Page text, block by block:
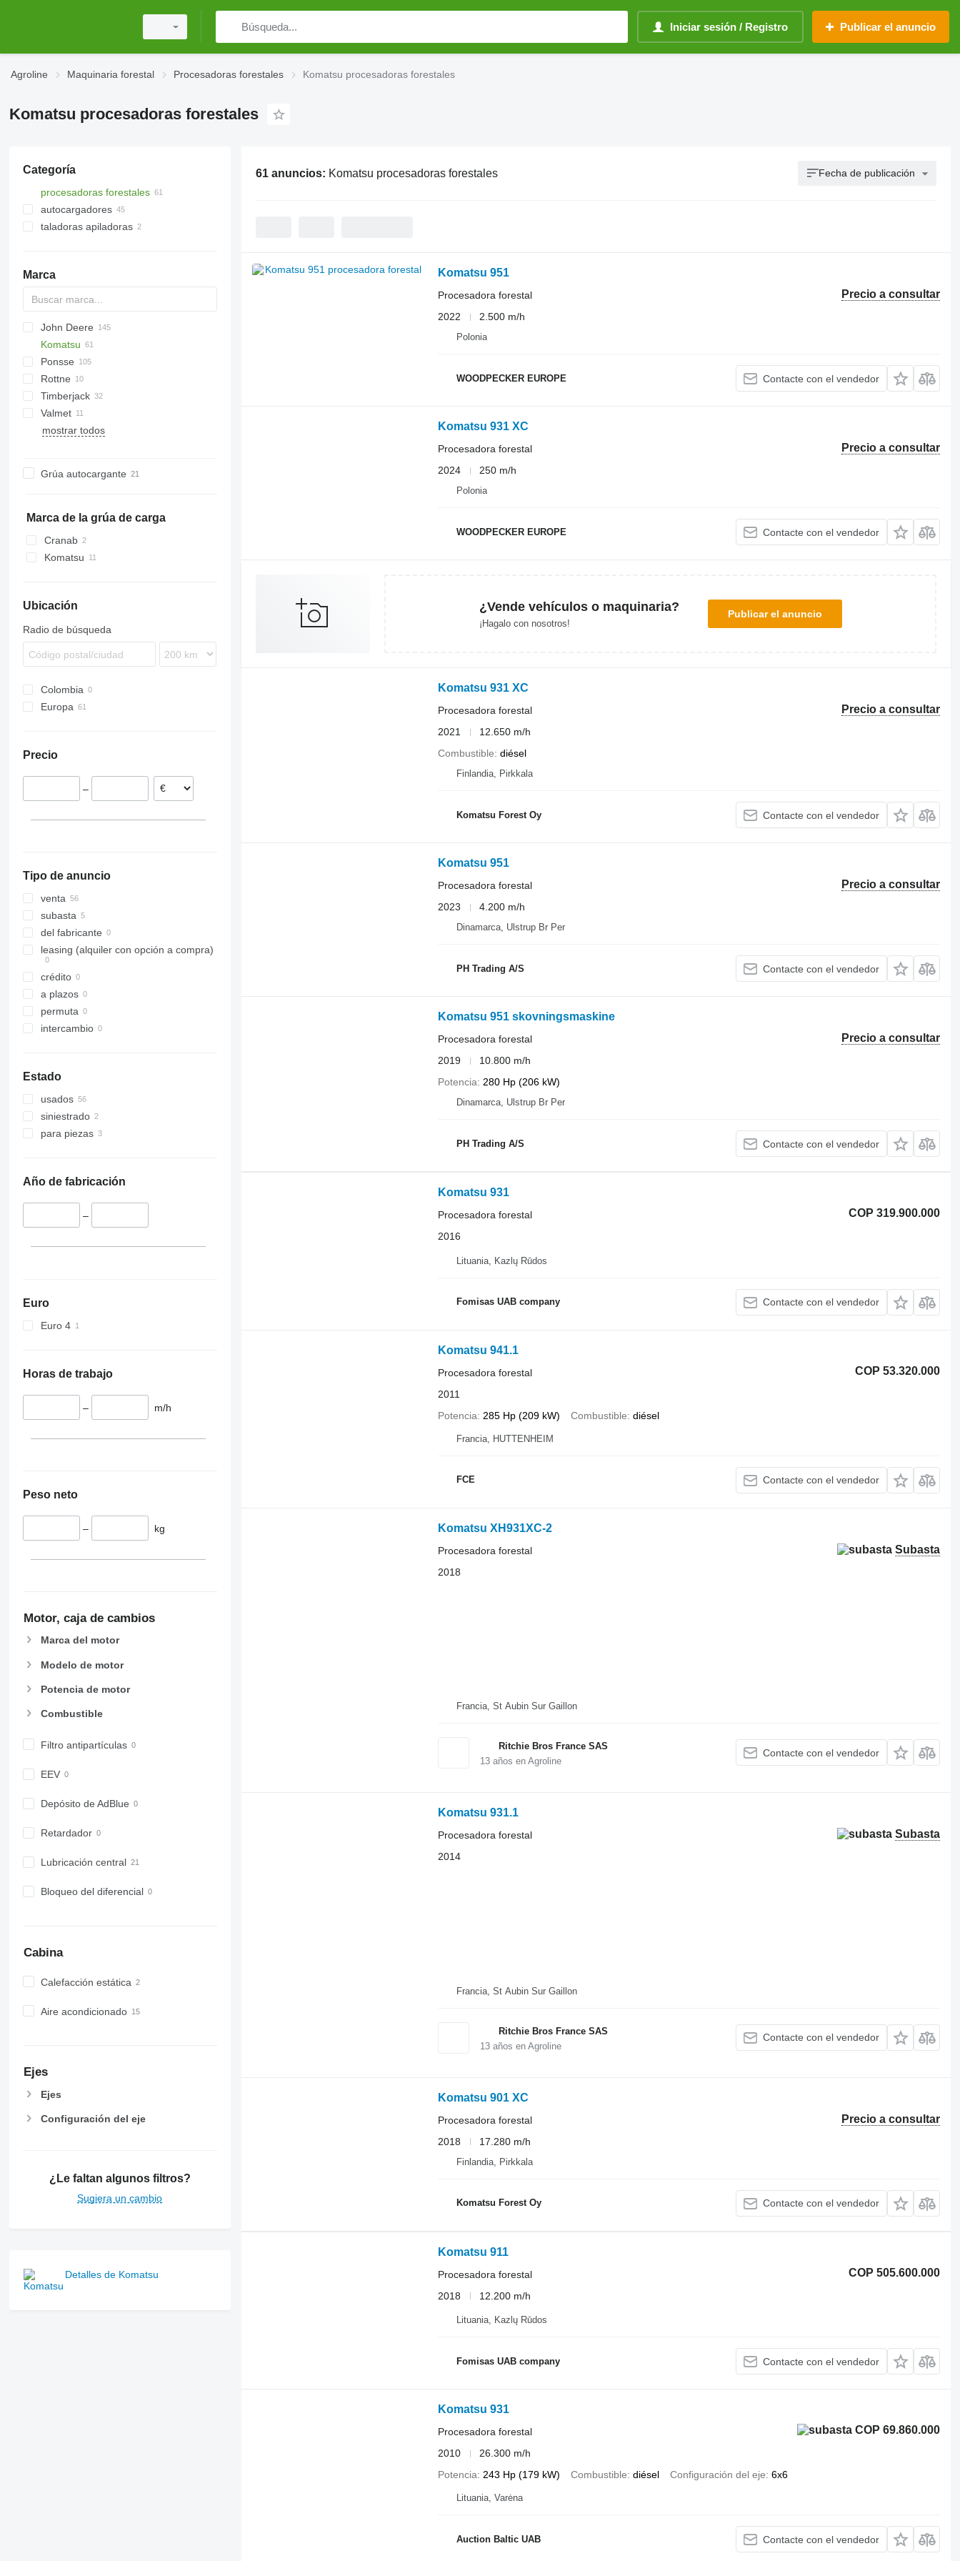
Iniciar sesión / Registro Publicar el anuncio
Agroline Maquinaria forestal Procesadoras forestales Komatsu procesadoras forestales
Komatsu procesadoras forestales
Categoría
procesadoras forestales
autocargadores
taladoras apiladoras
Marca
560
590
Katana
John Deere
1070 E
1110
1170 E
1170 G
1210
1270
H-series
Komatsu
K-series
8H GT
12H GTE
LB
Ponsse
Bear
Beaver
Elk
Ergo
Rottne
H-series
HR46
Timberjack
870
1070
Valmet
901
mostrar todos
Grúa autocargante
Marca de la grúa de carga
Cranab
Komatsu
Ubicación
Radio de búsqueda
Colombia
Europa
Alemania
Francia
Precio
–
Tipo de anuncio
venta
subasta
del fabricante
leasing (alquiler con opción a compra)
crédito
a plazos
permuta
intercambio
Estado
usados
siniestrado
para piezas
Año de fabricación
–
Euro
Euro 4
Horas de trabajo
– m/h
Peso neto
– kg
Motor, caja de cambios
Marca del motor
Modelo de motor
Potencia de motor
Combustible
Filtro antipartículas
EEV
Depósito de AdBlue
Retardador
Lubricación central
Bloqueo del diferencial
Cabina
Calefacción estática
Aire acondicionado
Ejes
Ejes
Configuración del eje
¿Le faltan algunos filtros?
Sugiera un cambio
Detalles de Komatsu
61 anuncios: Komatsu procesadoras forestales Fecha de publicación
Komatsu 951
Precio a consultar
Procesadora forestal
2022
2.500 m/h
Polonia
WOODPECKER EUROPE Contacte con el vendedor
Komatsu 931 XC
Precio a consultar
Procesadora forestal
2024
250 m/h
Polonia
WOODPECKER EUROPE Contacte con el vendedor
¿Vende vehículos o maquinaria?
¡Hagalo con nosotros!
Publicar el anuncio
Komatsu 931 XC
Precio a consultar
Procesadora forestal
2021
12.650 m/h
Combustible diésel
Finlandia, Pirkkala
Komatsu Forest Oy Contacte con el vendedor
Komatsu 951
Precio a consultar
Procesadora forestal
2023
4.200 m/h
Dinamarca, Ulstrup Br Per
PH Trading A/S Contacte con el vendedor
Komatsu 951 skovningsmaskine
Precio a consultar
Procesadora forestal
2019
10.800 m/h
Potencia
280 Hp (206 kW)
Dinamarca, Ulstrup Br Per
PH Trading A/S Contacte con el vendedor
Komatsu 931
COP 319.900.000
Procesadora forestal
2016
Lituania, Kazlų Rūdos
Fomisas UAB company Contacte con el vendedor
Komatsu 941.1
COP 53.320.000
Procesadora forestal
2011
Potencia
285 Hp (209 kW) Combustible diésel
Francia, HUTTENHEIM
FCE Contacte con el vendedor
Komatsu XH931XC-2
Subasta
Procesadora forestal
2018
Francia, St Aubin Sur Gaillon
Ritchie Bros France SAS
13años en Agroline
Contacte con el vendedor
Komatsu 931.1
Subasta
Procesadora forestal
2014
Francia, St Aubin Sur Gaillon
Ritchie Bros France SAS
13años en Agroline
Contacte con el vendedor
Komatsu 901 XC
Precio a consultar
Procesadora forestal
2018
17.280 m/h
Finlandia, Pirkkala
Komatsu Forest Oy Contacte con el vendedor
Komatsu 911
COP 505.600.000
Procesadora forestal
2018
12.200 m/h
Lituania, Kazlų Rūdos
Fomisas UAB company Contacte con el vendedor
Komatsu 931
COP 69.860.000
Procesadora forestal
2010
26.300 m/h
Potencia
243 Hp (179 kW) Combustible diésel Configuración del eje 6x6
Lituania, Varėna
Auction Baltic UAB Contacte con el vendedor